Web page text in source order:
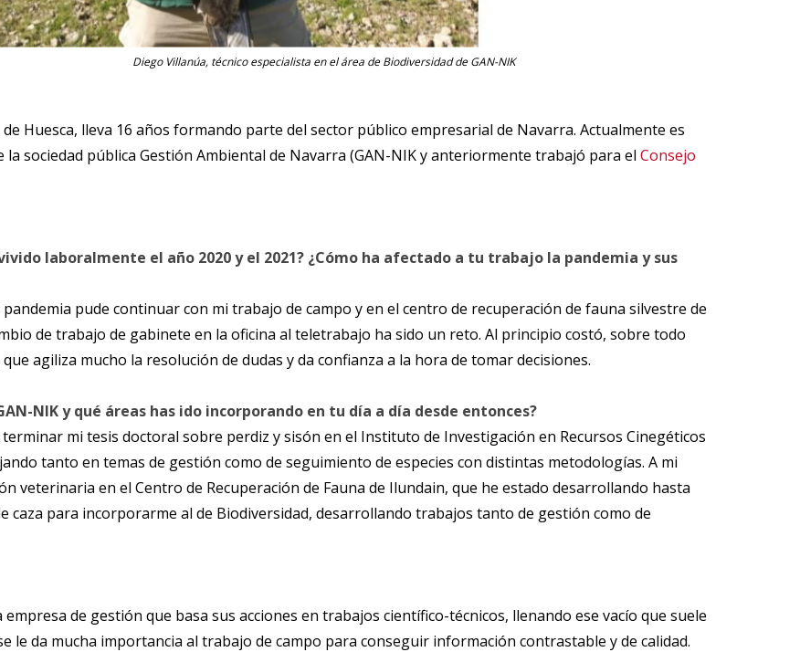
Diego Villanúa, técnico especialista en el área de Biodiversidad de GAN-NIK
Huesca, lleva 16 años formando parte del sector público empresarial de Navarra. Actualmente es
la sociedad pública Gestión Ambiental de Navarra (GAN-NIK y anteriormente trabajó para el Consejo
laboralmente el año 2020 y el 2021? ¿Cómo ha afectado a tu trabajo la pandemia y sus
pude continuar con mi trabajo de campo y en el centro de recuperación de fauna silvestre de
de trabajo de gabinete en la oficina al teletrabajo ha sido un reto. Al principio costó, sobre todo
agiliza mucho la resolución de dudas y da confianza a la hora de tomar decisiones.
NIK y qué áreas has ido incorporando en tu día a día desde entonces?
mi tesis doctoral sobre perdiz y sisón en el Instituto de Investigación en Recursos Cinegéticos
tanto en temas de gestión como de seguimiento de especies con distintas metodologías. A mi
veterinaria en el Centro de Recuperación de Fauna de Ilundain, que he estado desarrollando hasta
caza para incorporarme al de Biodiversidad, desarrollando trabajos tanto de gestión como de
de gestión que basa sus acciones en trabajos científico-técnicos, llenando ese vacío que suele
le da mucha importancia al trabajo de campo para conseguir información contrastable y de calidad.